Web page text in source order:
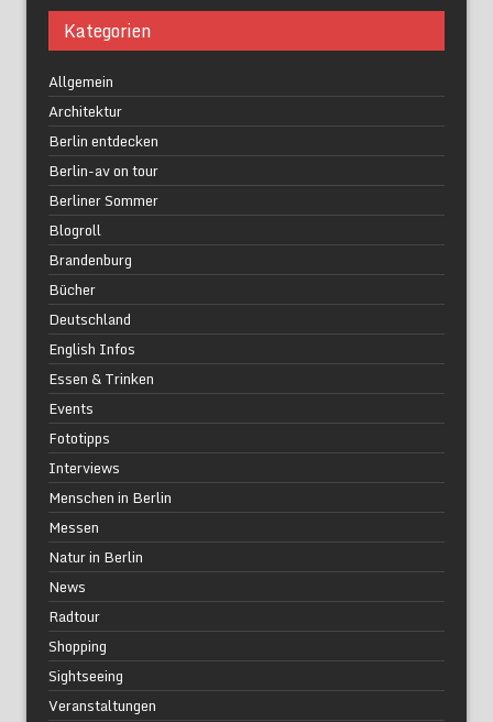
Kategorien
Allgemein
Architektur
Berlin entdecken
Berlin-av on tour
Berliner Sommer
Blogroll
Brandenburg
Bücher
Deutschland
English Infos
Essen & Trinken
Events
Fototipps
Interviews
Menschen in Berlin
Messen
Natur in Berlin
News
Radtour
Shopping
Sightseeing
Veranstaltungen